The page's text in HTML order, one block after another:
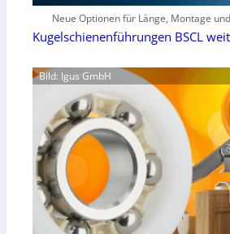
Neue Optionen für Länge, Montage
Kugelschienenführungen BSCL
Bild: Igus GmbH